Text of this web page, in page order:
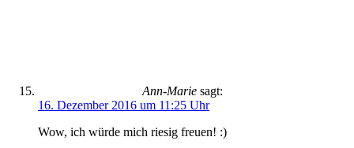
Ann-Marie sagt:
16. Dezember 2016 um 11:25 Uhr
Wow, ich würde mich riesig freuen! :)